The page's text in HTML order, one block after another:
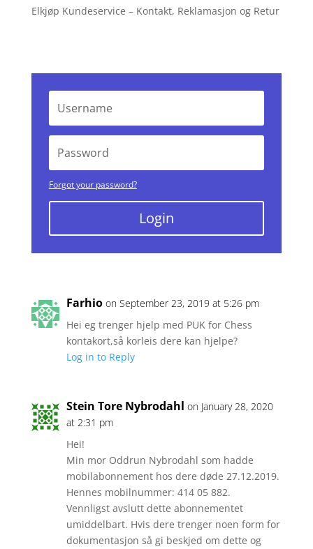
Elkjøp Kundeservice – Kontakt, Reklamasjon og Retur
Forgot your password?
Login
Farhio on September 23, 2019 at 5:26 pm
Hei eg trenger hjelp med PUK for Chess
kontakort,så korleis dere kan hjelpe?
Log in to Reply
Stein Tore Nybrodahl on January 28, 2020
at 2:31 pm
Hei!
Min mor Oddrun Nybrodahl som hadde
mobilabonnement hos dere døde 27.12.2019.
Hennes mobilnummer: 414 05 882.
Vennligst avslutt dette abonnementet
umiddelbart. Hvis dere trenger noen form for
dokumentasjon så gi beskjed om dette og